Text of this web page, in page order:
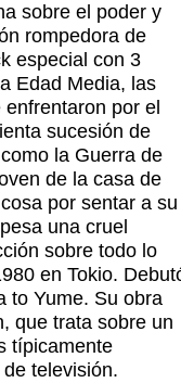
sobre el poder y
rompedora de
especial con 3
Edad Media, las
por el
sucesión de
la Guerra de
de la casa de
por sentar a su
una cruel
sobre todo lo
en Tokio.
to Yume. Su obra
que trata sobre un
típicamente
televisión.